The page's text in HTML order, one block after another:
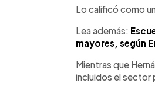
Lo calificó como
Lea además:
mayores, según
Mientras que
incluidos el sector